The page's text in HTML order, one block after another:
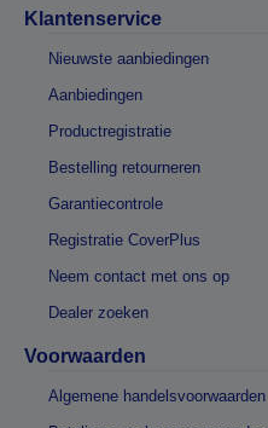
Klantenservice
Nieuwste aanbiedingen
Aanbiedingen
Productregistratie
Bestelling retourneren
Garantiecontrole
Registratie CoverPlus
Neem contact met ons op
Dealer zoeken
Voorwaarden
Algemene handelsvoorwaarden